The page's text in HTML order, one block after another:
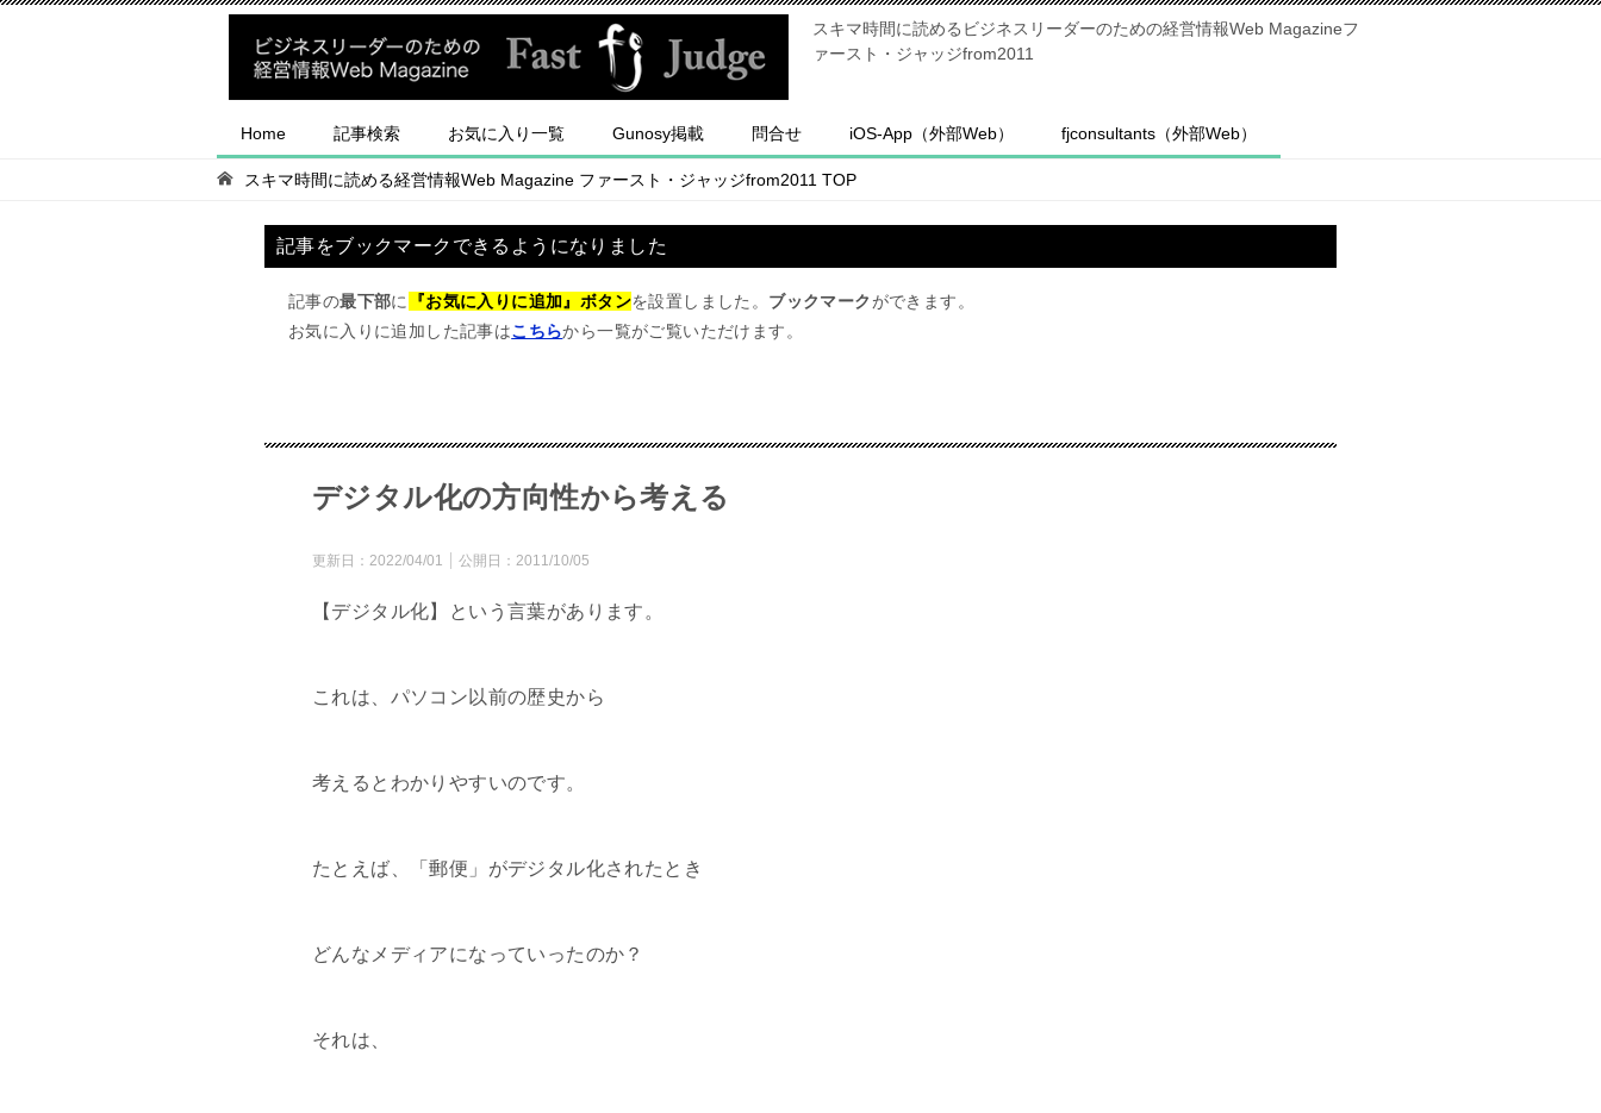
スキマ時間に読めるビジネスリーダーのための経営情報Web Magazineフ
ァースト・ジャッジfrom2011
Home 記事検索 お気に入り一覧 Gunosy掲載 問合せ iOS-App（外部Web） fjconsultants（外部Web）
スキマ時間に読める経営情報Web Magazine ファースト・ジャッジfrom2011 TOP
記事をブックマークできるようになりました
記事の最下部に 『お気に入りに追加』ボタンを設置しました。 ブックマーク ができます。
お気に入りに追加した記事はこちらから一覧がご覧いただけます。
デジタル化の方向性から考える
更新日： 2022/04/01 公開日： 2011/10/05
【デジタル化】という言葉があります。
これは、パソコン以前の歴史から
考えるとわかりやすいのです。
たとえば、「郵便」がデジタル化されたとき
どんなメディアになっていったのか？
それは、